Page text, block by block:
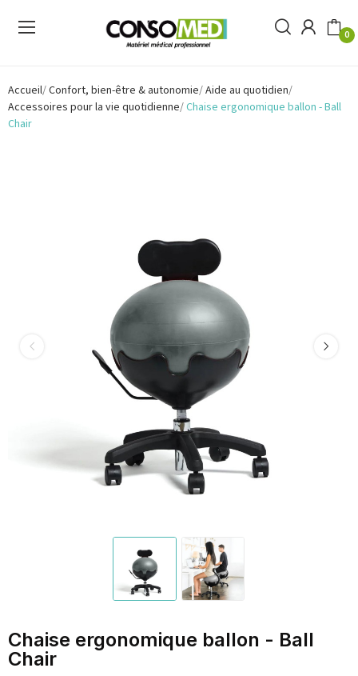
0
Accueil Confort, bien-être & autonomie Aide au quotidien
Accessoires pour la vie quotidienne Chaise ergonomique ballon - Ball
Chair
Chaise ergonomique ballon - Ball
Chair